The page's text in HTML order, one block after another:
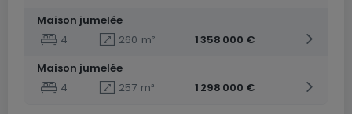
Maison jumelée
4
260 m²
1 358 000 €
Maison jumelée
4
257 m² 1 298 000 €